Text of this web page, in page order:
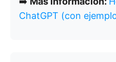
ChatGPT (con